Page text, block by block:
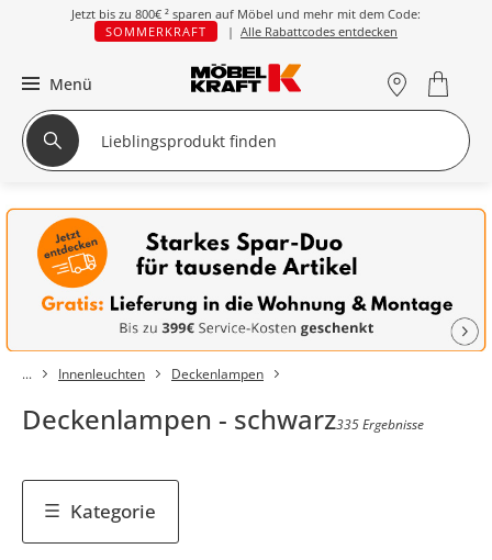
Jetzt bis zu 800€ ² sparen auf Möbel und mehr mit dem Code:
SOMMERKRAFT
| Alle Rabattcodes entdecken
Menü
Innenleuchten Deckenlampen
Deckenlampen - schwarz335 Ergebnisse
Kategorie